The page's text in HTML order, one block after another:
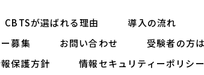
CBTSが選ばれる理由
導入の流れ
募集 お問い合わせ
受験者の方
保護方針
情報セキュリティーポリシ